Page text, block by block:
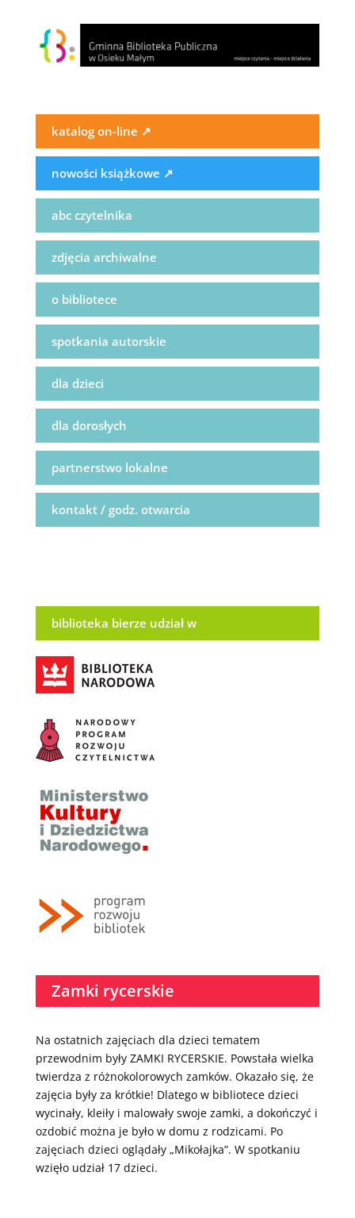
katalog on-line ↗
nowości książkowe ↗
abc czytelnika
zdjęcia archiwalne
o bibliotece
spotkania autorskie
dla dzieci
dla dorosłych
partnerstwo lokalne
kontakt / godz. otwarcia
biblioteka bierze udział w
Zamki rycerskie
Na ostatnich zajęciach dla dzieci tematem
przewodnim były ZAMKI RYCERSKIE. Powstała wielka
twierdza z różnokolorowych zamków. Okazało się, że
zajęcia były za krótkie! Dlatego w bibliotece dzieci
wycinały, kleiły i malowały swoje zamki, a dokończyć i
ozdobić można je było w domu z rodzicami. Po
zajęciach dzieci oglądały „Mikołajka”. W spotkaniu
wzięło udział 17 dzieci.